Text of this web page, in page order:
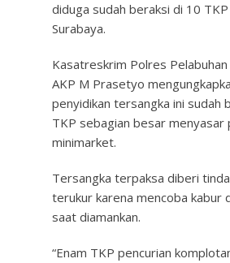
diduga sudah beraksi di 10
Surabaya.
Kasatreskrim Polres
AKP M Prasetyo
penyidikan tersangka ini sudah
TKP sebagian besar menyasar
minimarket.
Tersangka terpaksa diberi
terukur karena mencoba kabur
saat diamankan.
“Enam TKP pencurian